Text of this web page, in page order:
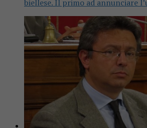
biellese. Il primo ad annunciare